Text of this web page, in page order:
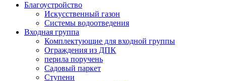
Благоустройство
Искусственный газон
Системы водоотведения
Входная группа
Комплектующие для входной группы
Ограждения из ДПК
перила поручень
Садовый паркет
Ступени